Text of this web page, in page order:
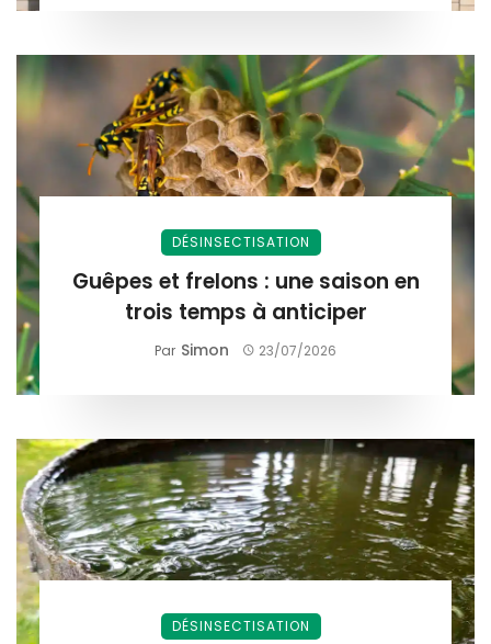
DÉSINSECTISATION
Guêpes et frelons : une saison en
trois temps à anticiper
Par Simon 23/07/2026
DÉSINSECTISATION